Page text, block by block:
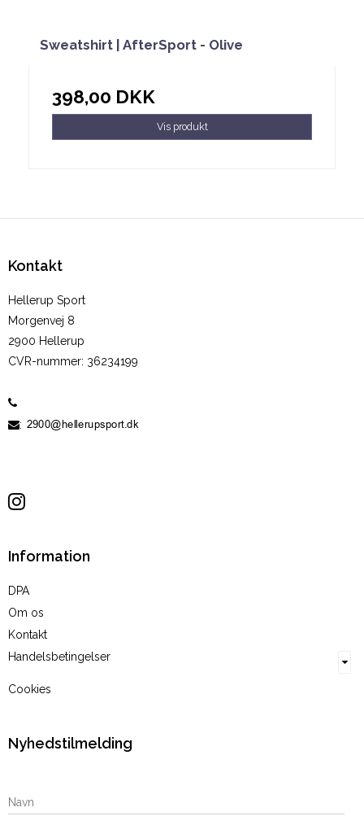
Sweatshirt | AfterSport - Olive
398,00 DKK
Vis produkt
Kontakt
Hellerup Sport
Morgenvej 8
2900 Hellerup
CVR-nummer: 36234199
:
Information
DPA
Om os
Kontakt
Handelsbetingelser
Cookies
Nyhedstilmelding